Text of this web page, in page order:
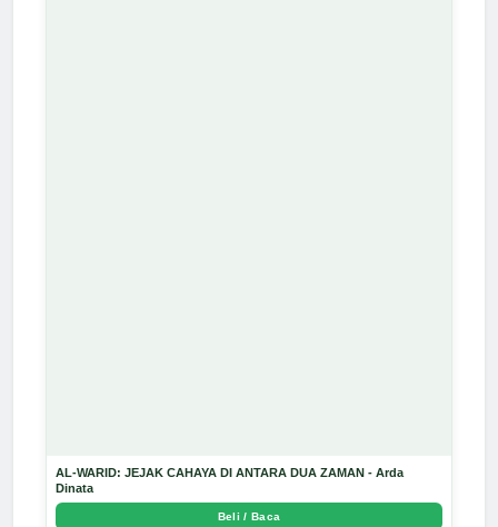
AL-WARID: JEJAK CAHAYA DI ANTARA DUA ZAMAN - Arda
Dinata
Beli / Baca